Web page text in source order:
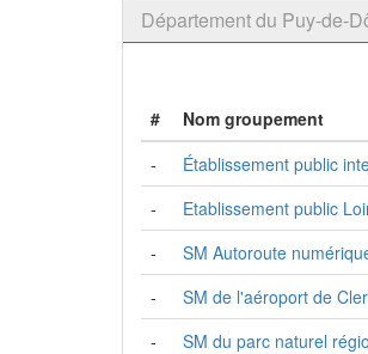
Département du Puy-de-
# Nom groupement
-
Établissement public
-
Etablissement public
-
SM Autoroute
-
SM de l'aéroport de
-
SM du parc naturel